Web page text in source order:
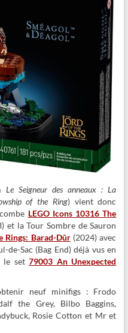
Le Seigneur des anneaux : La
of the Ring) vient donc
LEGO Icons 10316 The
et la Tour Sombre de Sauron
Rings: Barad-Dûr(2024) avec
Sac (Bag End) déjà vus en
le set79003 An Unexpected
neuf minifigs : Frodo
the Grey, Bilbo Baggins,
Rosie Cotton et Mr et